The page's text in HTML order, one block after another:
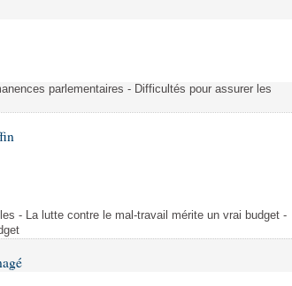
parlementaires - Difficultés pour assurer les
- La lutte contre le mal-travail mérite un vrai budget -